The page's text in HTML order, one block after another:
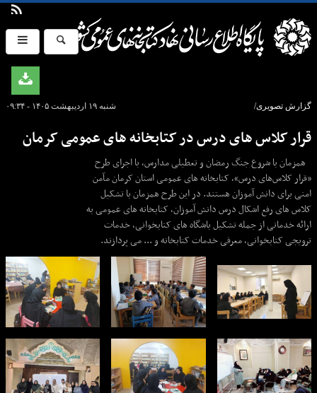
شنبه ۱۹ اردیبهشت ۱۴۰۵ - ۰۹:۳۴ گزارش تصویری/
قرار کلاس های درس در کتابخانه های عمومی کرمان
همزمان با شروع جنگ رمضان و تعطیلی مدارس، با اجرای طرح
«قرار کلاس‌های درس»، کتابخانه های عمومی استان کرمان مآمن
امنی برای دانش آموزان هستند. در این طرح همزمان با تشکیل
کلاس های رفع اشکال درس دانش آموزان، کتابخانه های عمومی به
ارائه خدماتی از جمله تشکیل باشگاه های کتابخوانی، خدمات
ترویجی کتابخوانی، معرفی خدمات کتابخانه و ... می پردازند.